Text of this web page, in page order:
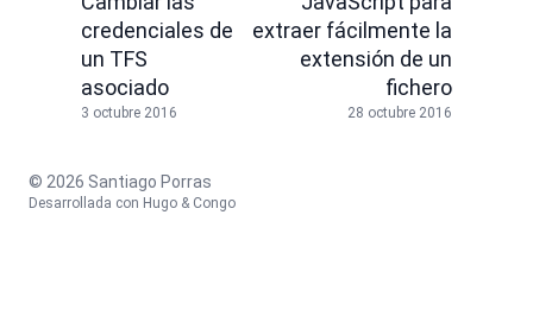
credenciales de
un TFS
asociado
3 octubre 2016
extraer fácilmente la
extensión de un
fichero
28 octubre 2016
© 2026 Santiago Porras
Desarrollada con Hugo & Congo